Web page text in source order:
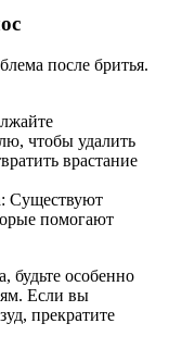
после бритья.
чтобы удалить
врастание
Существуют
помогают
будьте особенно
Если вы
прекратите